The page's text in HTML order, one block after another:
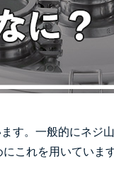
す。一般的にネジ
これを用いています